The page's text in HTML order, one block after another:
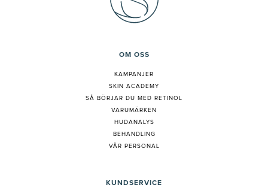
OM OSS
KAMPANJER
SKIN ACADEMY
SÅ BÖRJAR DU MED RETINOL
VARUMÄRKEN
HUDANALYS
BEHANDLING
VÅR PERSONAL
KUNDSERVICE